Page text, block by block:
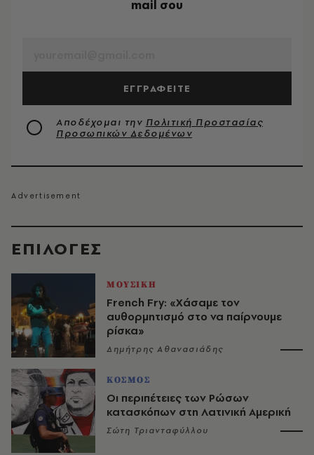
EΠΙΛΟΓΈΣ
ΜΟΥΣΙΚΗ
French Fry: «Χάσαμε τον
αυθορμητισμό στο να παίρνουμε
ρίσκα»
Δημήτρης Αθανασιάδης
ΚΟΣΜΟΣ
Οι περιπέτειες των Ρώσων
κατασκόπων στη Λατινική Αμερική
Σώτη Τριανταφύλλου
mail σου
ΕΓΓΡΑΦΕΙΤΕ
Αποδέχομαι την Πολιτική Προστασίας
Προσωπικών Δεδομένων